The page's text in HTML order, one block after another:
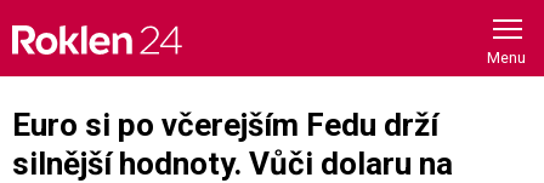
content
Euro si po včerejším Fedu drží
silnější hodnoty. Vůči dolaru na